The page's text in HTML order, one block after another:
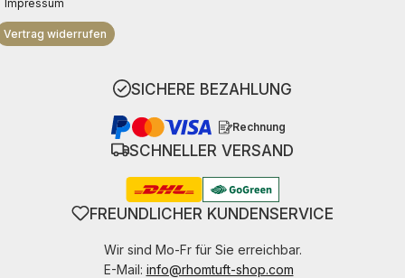
Impressum
Vertrag widerrufen
SICHERE BEZAHLUNG
Rechnung
SCHNELLER VERSAND
FREUNDLICHER KUNDENSERVICE
Wir sind Mo-Fr für Sie erreichbar.
E-Mail: info@rhomtuft-shop.com